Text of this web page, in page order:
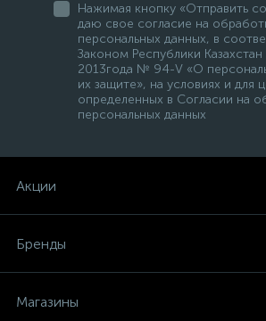
Нажимая кнопку «Отправить
даю свое согласие на
персональных данных, в
Законом Республики
2013года № 94-V «О
их защите», на условиях и для
определенных в Согласии на
персональных данных
Акции
Бренды
Магазины